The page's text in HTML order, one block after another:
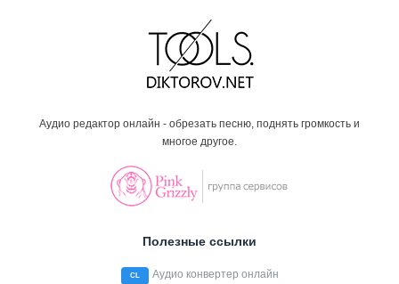
Аудио редактор онлайн - обрезать песню, поднять громкость и
многое другое.
Полезные ссылки
CL Аудио конвертер онлайн